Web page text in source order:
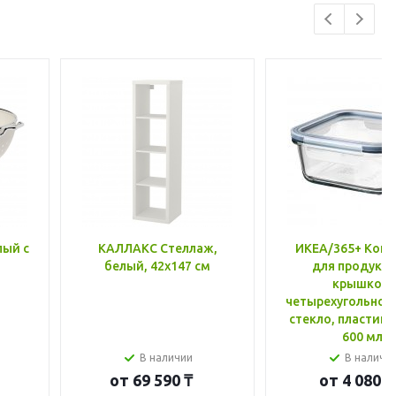
с
КАЛЛАКС Стеллаж,
белый, 42x147 см
В наличии
от 69 590 ₸
ИКЕА/365+
для
крышкой,
стекло, пластик
600 мл
В
от 4 080 ₸